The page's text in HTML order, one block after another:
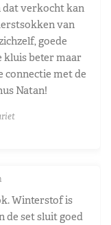
dat verkocht kan
van
goede
kluis beter maar
connectie met de
Natan!
Winterstof is
de set sluit goed